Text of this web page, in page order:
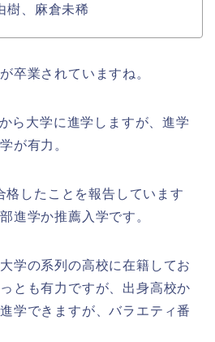
樹、麻倉未稀
卒業されていますね。
ら大学に進学しますが、進学
が有力。
したことを報告しています
進学か推薦入学です。
学の系列の高校に在籍してお
とも有力ですが、出身高校か
学できますが、バラエティ番